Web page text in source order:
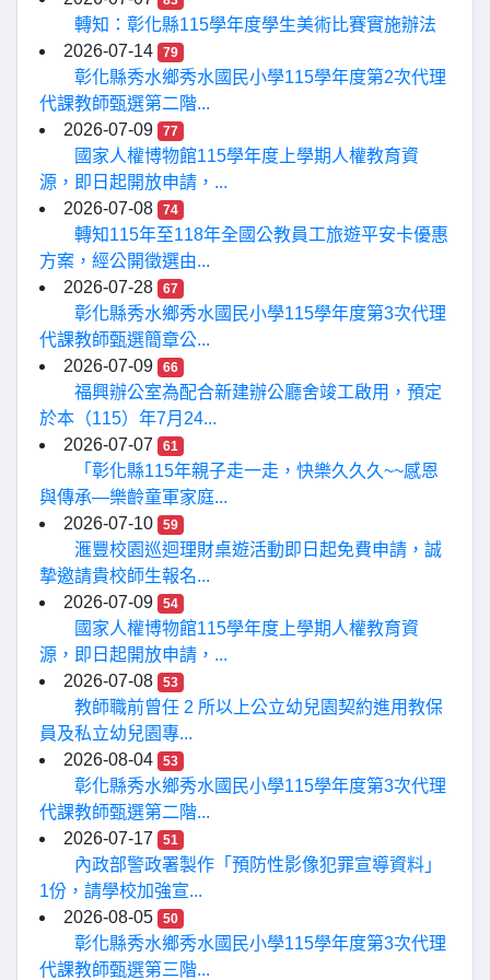
轉知：彰化縣115學年度學生美術比賽實施辦法
2026-07-14
79
彰化縣秀水鄉秀水國民小學115學年度第2次代理
代課教師甄選第二階...
2026-07-09
77
國家人權博物館115學年度上學期人權教育資
源，即日起開放申請，...
2026-07-08
74
轉知115年至118年全國公教員工旅遊平安卡優惠
方案，經公開徵選由...
2026-07-28
67
彰化縣秀水鄉秀水國民小學115學年度第3次代理
代課教師甄選簡章公...
2026-07-09
66
福興辦公室為配合新建辦公廳舍竣工啟用，預定
於本（115）年7月24...
2026-07-07
61
「彰化縣115年親子走一走，快樂久久久~~感恩
與傳承—樂齡童軍家庭...
2026-07-10
59
滙豐校園巡迴理財桌遊活動即日起免費申請，誠
摯邀請貴校師生報名...
2026-07-09
54
國家人權博物館115學年度上學期人權教育資
源，即日起開放申請，...
2026-07-08
53
教師職前曾任 2 所以上公立幼兒園契約進用教保
員及私立幼兒園專...
2026-08-04
53
彰化縣秀水鄉秀水國民小學115學年度第3次代理
代課教師甄選第二階...
2026-07-17
51
內政部警政署製作「預防性影像犯罪宣導資料」
1份，請學校加強宣...
2026-08-05
50
彰化縣秀水鄉秀水國民小學115學年度第3次代理
代課教師甄選第三階...